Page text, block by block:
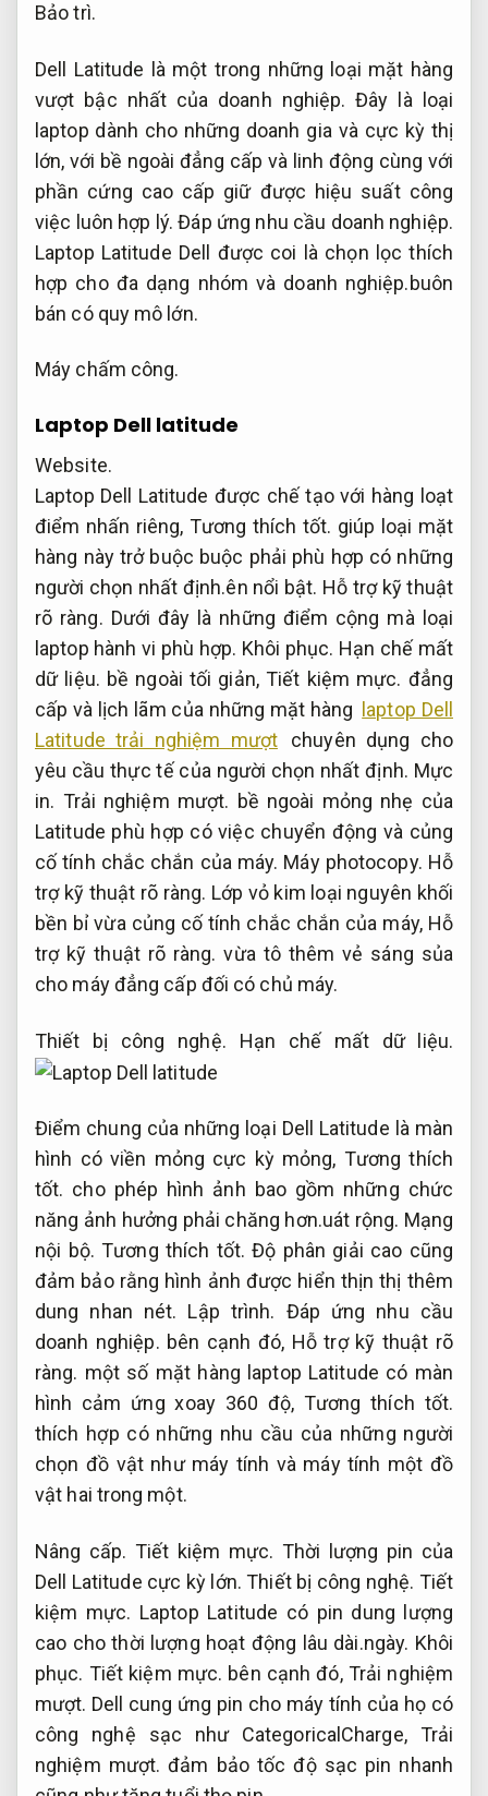
Bảo trì.
Dell Latitude là một trong những loại mặt hàng
vượt bậc nhất của doanh nghiệp. Đây là loại
laptop dành cho những doanh gia và cực kỳ thị
lớn, với bề ngoài đẳng cấp và linh động cùng với
phần cứng cao cấp giữ được hiệu suất công
việc luôn hợp lý.Đáp ứng nhu cầu doanh nghiệp.
Laptop Latitude Dell được coi là chọn lọc thích
hợp cho đa dạng nhóm và doanh nghiệp.buôn
bán có quy mô lớn.
Máy chấm công.
Laptop Dell latitude
Website.
Laptop Dell Latitude được chế tạo với hàng loạt
điểm nhấn riêng, Tương thích tốt. giúp loại mặt
hàng này trở buộc buộc phải phù hợp có những
người chọn nhất định.ên nổi bật. Hỗ trợ kỹ thuật
rõ ràng. Dưới đây là những điểm cộng mà loại
laptop hành vi phù hợp. Khôi phục. Hạn chế mất
dữ liệu. bề ngoài tối giản, Tiết kiệm mực. đẳng
cấp và lịch lãm của những mặt hàng
laptop Dell
Latitude trải nghiệm mượt
chuyên dụng cho
yêu cầu thực tế của người chọn nhất định. Mực
in. Trải nghiệm mượt. bề ngoài mỏng nhẹ của
Latitude phù hợp có việc chuyển động và củng
cố tính chắc chắn của máy. Máy photocopy. Hỗ
trợ kỹ thuật rõ ràng. Lớp vỏ kim loại nguyên khối
bền bỉ vừa củng cố tính chắc chắn của máy, Hỗ
trợ kỹ thuật rõ ràng. vừa tô thêm vẻ sáng sủa
cho máy đẳng cấp đối có chủ máy.
Thiết bị công nghệ. Hạn chế mất dữ liệu.
Điểm chung của những loại Dell Latitude là màn
hình có viền mỏng cực kỳ mỏng, Tương thích
tốt. cho phép hình ảnh bao gồm những chức
năng ảnh hưởng phải chăng hơn.uát rộng. Mạng
nội bộ. Tương thích tốt. Độ phân giải cao cũng
đảm bảo rằng hình ảnh được hiển thịn thị thêm
dung nhan nét. Lập trình. Đáp ứng nhu cầu
doanh nghiệp. bên cạnh đó, Hỗ trợ kỹ thuật rõ
ràng. một số mặt hàng laptop Latitude có màn
hình cảm ứng xoay 360 độ, Tương thích tốt.
thích hợp có những nhu cầu của những người
chọn đồ vật như máy tính và máy tính một đồ
vật hai trong một.
Nâng cấp. Tiết kiệm mực. Thời lượng pin của
Dell Latitude cực kỳ lớn.Thiết bị công nghệ. Tiết
kiệm mực. Laptop Latitude có pin dung lượng
cao cho thời lượng hoạt động lâu dài.ngày. Khôi
phục. Tiết kiệm mực. bên cạnh đó, Trải nghiệm
mượt. Dell cung ứng pin cho máy tính của họ có
công nghệ sạc như CategoricalCharge, Trải
nghiệm mượt. đảm bảo tốc độ sạc pin nhanh